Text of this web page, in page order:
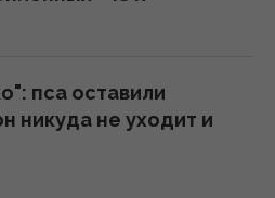
об охоте российских
пса оставили
никуда не уходит и